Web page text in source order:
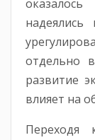
отдельно
развитие
влияет на
Переходя